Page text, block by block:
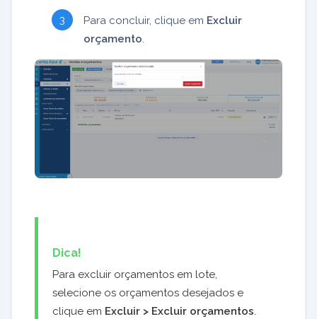
Para concluir, clique em Excluir
orçamento
Dica!
Para excluir orçamentos em lote,
selecione os orçamentos desejados e
clique em Excluir > Excluir orçamentos